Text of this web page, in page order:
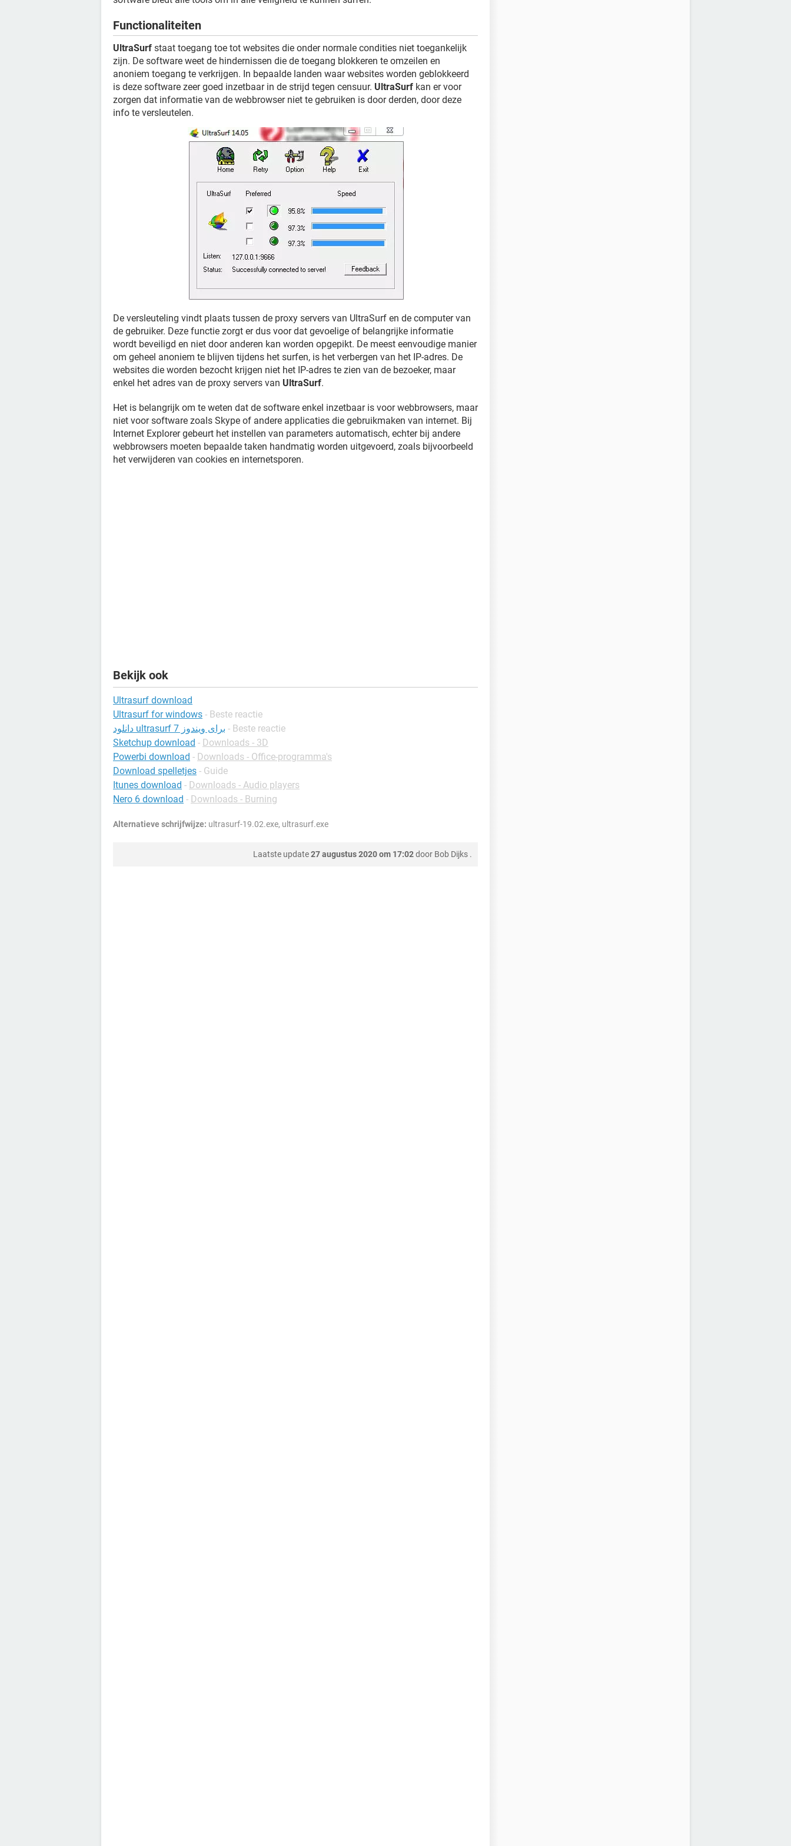
Functionaliteiten
UltraSurf staat toegang toe tot websites die onder normale condities niet toegankelijk
zijn. De software weet de hindernissen die de toegang blokkeren te omzeilen en
anoniem toegang te verkrijgen. In bepaalde landen waar websites worden geblokkeerd
is deze software zeer goed inzetbaar in de strijd tegen censuur. UltraSurf kan er voor
zorgen dat informatie van de webbrowser niet te gebruiken is door derden, door deze
info te versleutelen.
De versleuteling vindt plaats tussen de proxy servers van UltraSurf en de computer van
de gebruiker. Deze functie zorgt er dus voor dat gevoelige of belangrijke informatie
wordt beveiligd en niet door anderen kan worden opgepikt. De meest eenvoudige manier
om geheel anoniem te blijven tijdens het surfen, is het verbergen van het IP-adres. De
websites die worden bezocht krijgen niet het IP-adres te zien van de bezoeker, maar
enkel het adres van de proxy servers van UltraSurf.
Het is belangrijk om te weten dat de software enkel inzetbaar is voor webbrowsers, maar
niet voor software zoals Skype of andere applicaties die gebruikmaken van internet. Bij
Internet Explorer gebeurt het instellen van parameters automatisch, echter bij andere
webbrowsers moeten bepaalde taken handmatig worden uitgevoerd, zoals bijvoorbeeld
het verwijderen van cookies en internetsporen.
Bekijk ook
Ultrasurf download
Ultrasurf for windows - Beste reactie
دانلود ultrasurf برای ویندوز 7 - Beste reactie
Sketchup download - Downloads - 3D
Powerbi download - Downloads - Office-programma's
Download spelletjes - Guide
Itunes download - Downloads - Audio players
Nero 6 download - Downloads - Burning
Alternatieve schrijfwijze: ultrasurf-19.02.exe, ultrasurf.exe
Laatste update27 augustus 2020 om 17:02door Bob Dijks .